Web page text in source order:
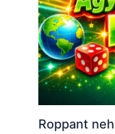
Roppant